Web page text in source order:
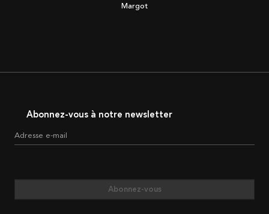
Margot
Abonnez-vous à notre newsletter
Adresse e-mail
Abonnez-vous